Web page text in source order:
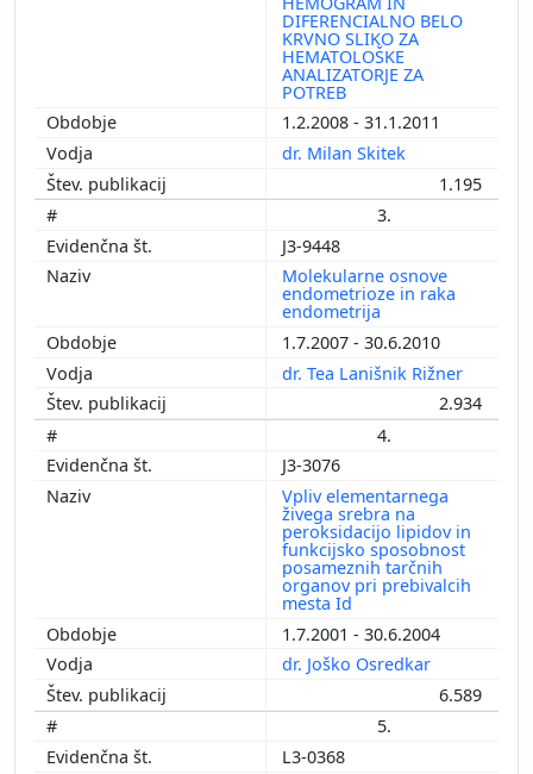
DIFERENCIALNO BELO
KRVNO SLIKO ZA
HEMATOLOŠKE
ANALIZATORJE ZA
POTREB
1.2.2008 - 31.1.2011
dr. Milan Skitek
1.195
3.
J3-9448
Molekularne osnove
endometrioze in raka
endometrija
1.7.2007 - 30.6.2010
dr. Tea Lanišnik Rižner
2.934
4.
J3-3076
Vpliv elementarnega
živega srebra na
peroksidacijo lipidov in
funkcijsko sposobnost
posameznih tarčnih
organov pri prebivalcih
mesta Id
1.7.2001 - 30.6.2004
dr. Joško Osredkar
6.589
5.
L3-0368